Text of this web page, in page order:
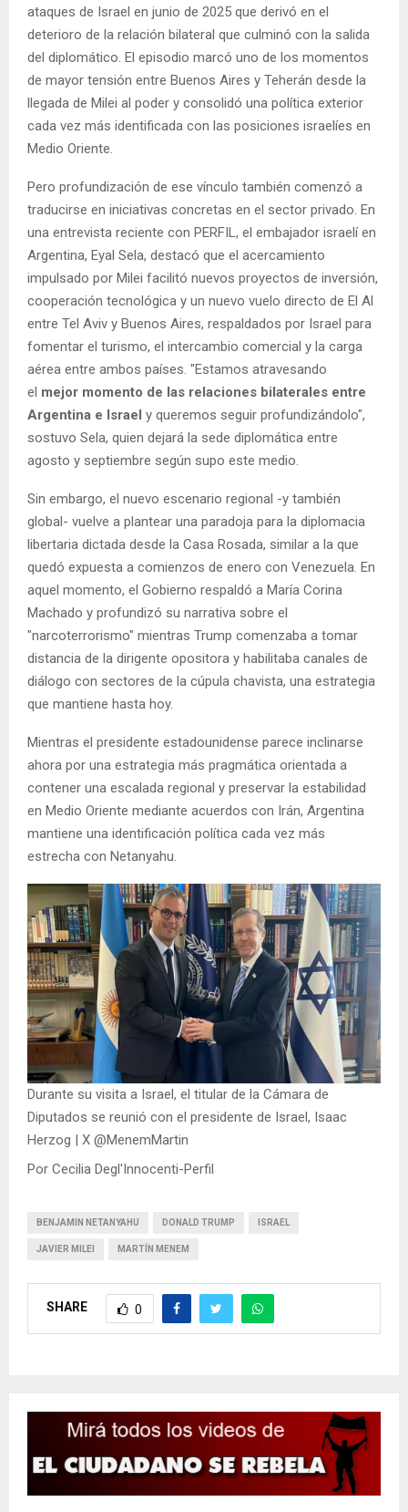
ataques de Israel en junio de 2025 que derivó en el
deterioro de la relación bilateral que culminó con la salida
del diplomático. El episodio marcó uno de los momentos
de mayor tensión entre Buenos Aires y Teherán desde la
llegada de Milei al poder y consolidó una política exterior
cada vez más identificada con las posiciones israelíes en
Medio Oriente.
Pero profundización de ese vínculo también comenzó a
traducirse en iniciativas concretas en el sector privado. En
una entrevista reciente con PERFIL, el embajador israelí en
Argentina, Eyal Sela, destacó que el acercamiento
impulsado por Milei facilitó nuevos proyectos de inversión,
cooperación tecnológica y un nuevo vuelo directo de El Al
entre Tel Aviv y Buenos Aires, respaldados por Israel para
fomentar el turismo, el intercambio comercial y la carga
aérea entre ambos países. "Estamos atravesando
el mejor momento de las relaciones bilaterales entre
Argentina e Israel y queremos seguir profundizándolo",
sostuvo Sela, quien dejará la sede diplomática entre
agosto y septiembre según supo este medio.
Sin embargo, el nuevo escenario regional -y también
global- vuelve a plantear una paradoja para la diplomacia
libertaria dictada desde la Casa Rosada, similar a la que
quedó expuesta a comienzos de enero con Venezuela. En
aquel momento, el Gobierno respaldó a María Corina
Machado y profundizó su narrativa sobre el
"narcoterrorismo" mientras Trump comenzaba a tomar
distancia de la dirigente opositora y habilitaba canales de
diálogo con sectores de la cúpula chavista, una estrategia
que mantiene hasta hoy.
Mientras el presidente estadounidense parece inclinarse
ahora por una estrategia más pragmática orientada a
contener una escalada regional y preservar la estabilidad
en Medio Oriente mediante acuerdos con Irán, Argentina
mantiene una identificación política cada vez más
estrecha con Netanyahu.
Durante su visita a Israel, el titular de la Cámara de
Diputados se reunió con el presidente de Israel, Isaac
Herzog | X @MenemMartin
Por Cecilia Degl'Innocenti-Perfil
BENJAMIN NETANYAHU DONALD TRUMP ISRAEL
JAVIER MILEI MARTÍN MENEM
SHARE 0